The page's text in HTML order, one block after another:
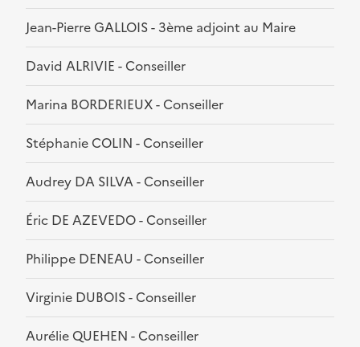
Jean-Pierre GALLOIS - 3ème adjoint au Maire
David ALRIVIE - Conseiller
Marina BORDERIEUX - Conseiller
Stéphanie COLIN - Conseiller
Audrey DA SILVA - Conseiller
Éric DE AZEVEDO - Conseiller
Philippe DENEAU - Conseiller
Virginie DUBOIS - Conseiller
Aurélie QUEHEN - Conseiller